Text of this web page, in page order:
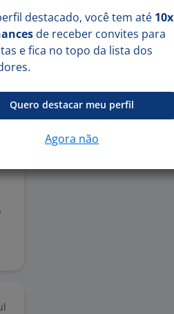
destacado, você tem até 10x
de receber convites para
e fica no topo da lista dos
Quero destacar meu perfil
Agora não